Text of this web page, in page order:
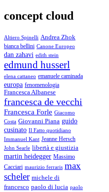
concept cloud
Altiero Spinelli Andrea Zhok
bianca bellini Canone Europeo
dan zahavi edith stein
edmund husserl
elena cattaneo emanuele caminada
europa fenomenologia
Francesca Albanese
francesca de vecchi
Francesca Forle Giacomo
Costa Giovanni Piana guido
cusinato Il Fatto quotidiano
Immanuel Kant Jeanne Hersch
John Searle libertà e giustizia
martin heidegger Massimo
Cacciari maurizio ferraris max
scheler michele di
francesco paolo di lucia paolo